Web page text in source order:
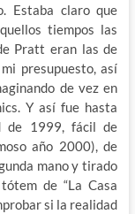
Estaba claro que
tiempos las
Pratt eran las de
presupuesto, así
de vez en
Y así fue hasta
de 1999, fácil de
año 2000), de
mano y tirado
de “La Casa
si la realidad